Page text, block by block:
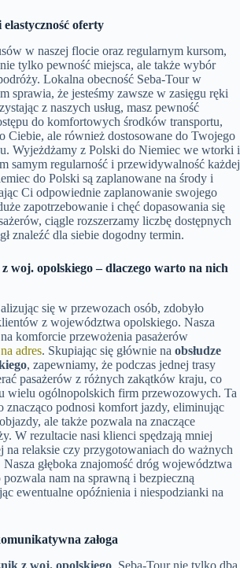
elastyczność oferty
w naszej flocie oraz regularnym kursom,
tylko pewność miejsca, ale także wybór
Lokalna obecność Seba-Tour w
sprawia, że jesteśmy zawsze w zasięgu ręki
z naszych usług, masz pewność
do komfortowych środków transportu,
Ciebie, ale również dostosowane do Twojego
Wyjeżdżamy z Polski do Niemiec we wtorki i
samym regularność i przewidywalność każdej
do Polski są zaplanowane na środy i
Ci odpowiednie zaplanowanie swojego
zapotrzebowanie i chęć dopasowania się
ciągle rozszerzamy liczbę dostępnych
znaleźć dla siebie dogodny termin.
woj. opolskiego – dlaczego warto na nich
się w przewozach osób, zdobyło
z województwa opolskiego. Nasza
komforcie przewożenia pasażerów
adres. Skupiając się głównie na obsłudze
, zapewniamy, że podczas jednej trasy
pasażerów z różnych zakątków kraju, co
wielu ogólnopolskich firm przewozowych. Ta
znacząco podnosi komfort jazdy, eliminując
ale także pozwala na znaczące
W rezultacie nasi klienci spędzają mniej
na relaksie czy przygotowaniach do ważnych
głęboka znajomość dróg województwa
nam na sprawną i bezpieczną
ewentualne opóźnienia i niespodzianki na
załoga
z woj. opolskiego, Seba-Tour nie tylko dba